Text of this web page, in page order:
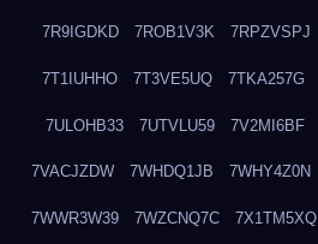
7R9IGDKD 7ROB1V3K 7RPZVSPJ
7T1IUHHO 7T3VE5UQ 7TKA257G
7ULOHB33 7UTVLU59 7V2MI6BF
7VACJZDW 7WHDQ1JB 7WHY4Z0N
7WWR3W39 7WZCNQ7C 7X1TM5XQ